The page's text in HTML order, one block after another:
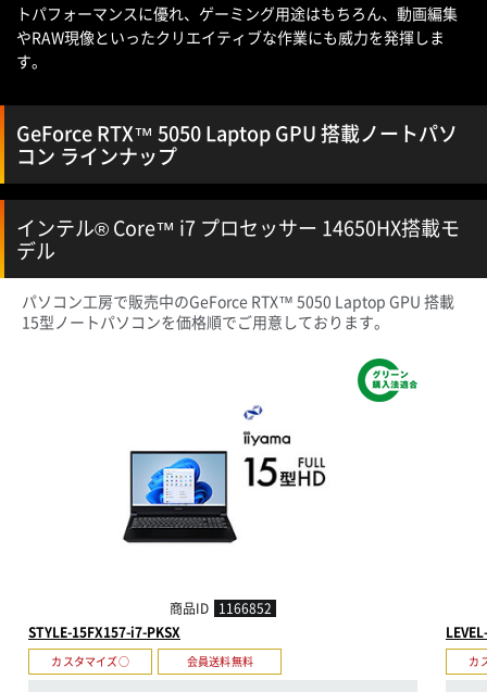
トパフォーマンスに優れ、ゲーミング用途はもちろん、動画編集
やRAW現像といったクリエイティブな作業にも威力を発揮しま
す。
GeForce RTX™ 5050 Laptop GPU 搭載ノートパソ
コン ラインナップ
インテル® Core™ i7 プロセッサー 14650HX搭載モ
デル
パソコン工房で販売中のGeForce RTX™ 5050 Laptop GPU 搭載
15型ノートパソコンを価格順でご用意しております。
商品ID 1166852
STYLE-15FX157-i7-PKSX
カスタマイズ○ 会員送料無料 カ